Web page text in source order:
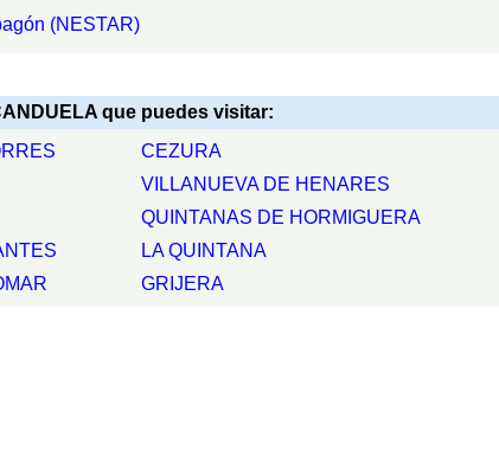
(NESTAR)
que puedes visitar:
CEZURA
VILLANUEVA DE HENARES
QUINTANAS DE HORMIGUERA
LA QUINTANA
GRIJERA